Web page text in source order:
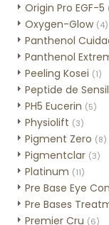
Origin Pro EGF-5
Oxygen-Glow (4)
Panthenol
Panthenol
Peeling Kosei (1)
Peptide de
PH5 Eucerin (5)
Physiolift (3)
Pigment Zero (8)
Pigmentclar (3)
Platinum (11)
Pre Base Eye
Pre Bases
Premier Cru (6)